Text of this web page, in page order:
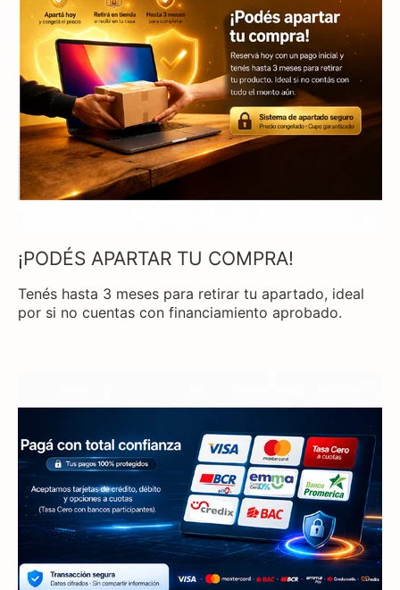
¡PODÉS APARTAR TU COMPRA!
Tenés hasta 3 meses para retirar tu apartado, ideal
por si no cuentas con financiamiento aprobado.